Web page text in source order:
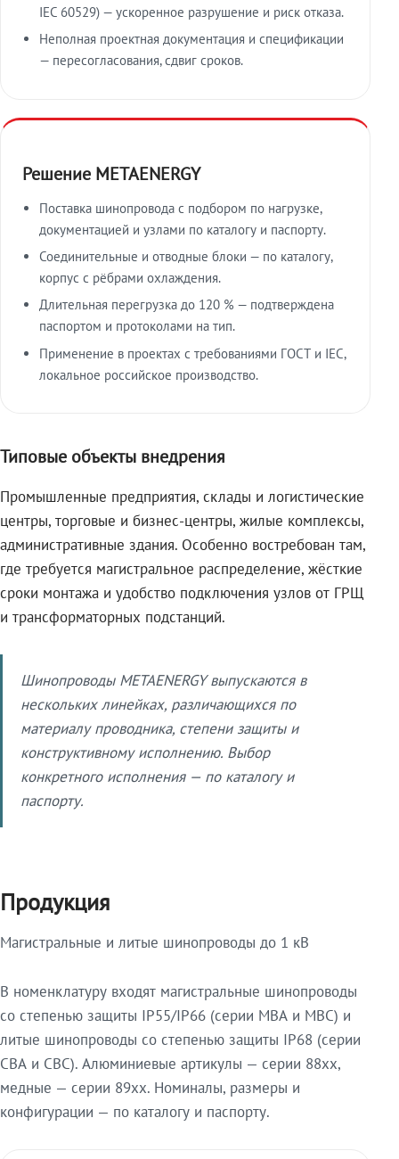
IEC 60529) — ускоренное разрушение и риск отказа.
Неполная проектная документация и спецификации
— пересогласования, сдвиг сроков.
Решение METAENERGY
Поставка шинопровода с подбором по нагрузке,
документацией и узлами по каталогу и паспорту.
Соединительные и отводные блоки — по каталогу,
корпус с рёбрами охлаждения.
Длительная перегрузка до 120 % — подтверждена
паспортом и протоколами на тип.
Применение в проектах с требованиями ГОСТ и IEC,
локальное российское производство.
Типовые объекты внедрения
Промышленные предприятия, склады и логистические
центры, торговые и бизнес-центры, жилые комплексы,
административные здания. Особенно востребован там,
где требуется магистральное распределение, жёсткие
сроки монтажа и удобство подключения узлов от ГРЩ
и трансформаторных подстанций.
Шинопроводы METAENERGY выпускаются в
нескольких линейках, различающихся по
материалу проводника, степени защиты и
конструктивному исполнению. Выбор
конкретного исполнения — по каталогу и
паспорту.
Продукция
Магистральные и литые шинопроводы до 1 кВ
В номенклатуру входят магистральные шинопроводы
со степенью защиты IP55/IP66 (серии МВА и МВС) и
литые шинопроводы со степенью защиты IP68 (серии
СВА и СВС). Алюминиевые артикулы — серии 88xx,
медные — серии 89xx. Номиналы, размеры и
конфигурации — по каталогу и паспорту.